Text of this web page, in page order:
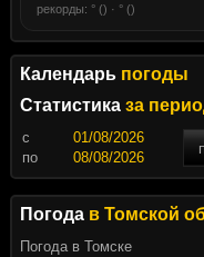
рекорды: ° () · ° ()
Календарь погоды
Статистика за
c
по
Погода в Томской
Погода в Томске